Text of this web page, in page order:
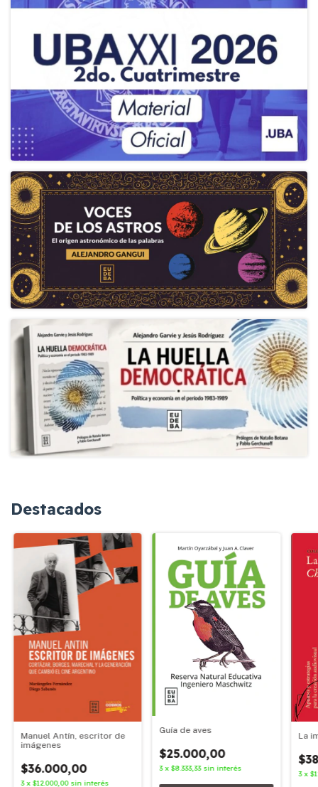
Destacados
Manuel Antín, escritor de
imágenes
$36.000,00
3 x $12.000,00 sin interés
Guía de aves
$25.000,00
3 x$8.333,33 sin interés
La
3 x